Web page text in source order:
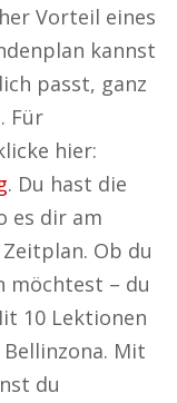
Vorteil eines
kannst
passt, ganz
Für
hier:
. Du hast die
es dir am
Ob du
– du
10 Lektionen
Mit
du